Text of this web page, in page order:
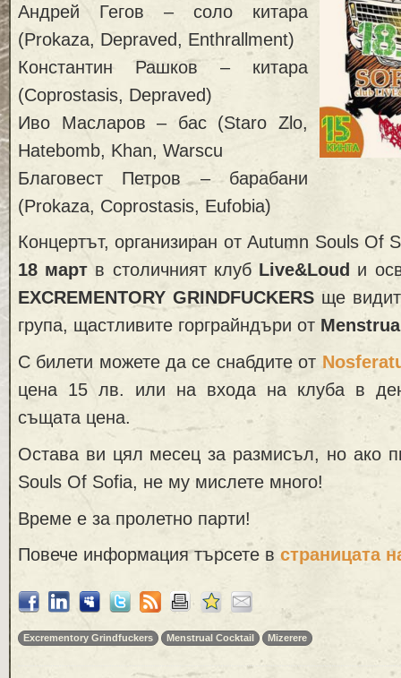
Андрей Гегов – соло китара
(Prokaza, Depraved, Enthrallment)
Константин Рашков – китара
(Coprostasis, Depraved)
Иво Масларов – бас (Staro Zlo,
Hatebomb, Khan, Warscu
Благовест Петров – барабани
(Prokaza, Coprostasis, Eufobia)
Концертът, организиран от Autumn Souls Of
18 март в столичният клубLive&Loud и
EXCREMENTORY GRINDFUCKERSще
група, щастливите горграйндъри от
С билети можете да се снабдите от
цена 15 лв. или на входа на клуба в
същата цена.
Остава ви цял месец за размисъл, но ако
Souls Of Sofia, не му мислете много!
Време е за пролетно парти!
Повече информация търсете в страницата
Excrementory Grindfuckers Menstrual Cocktail Mizerere